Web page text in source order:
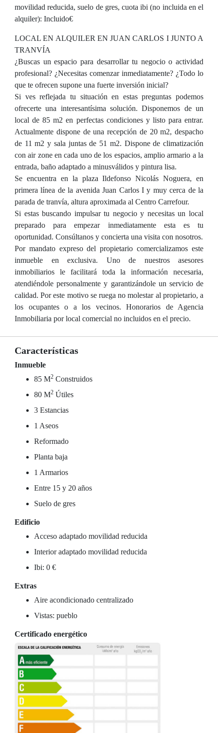
movilidad reducida, suelo de gres, cuota ibi (no incluida en el
alquiler): Incluido€
LOCAL EN ALQUILER EN JUAN CARLOS I JUNTO A
TRANVÍA
¿Buscas un espacio para desarrollar tu negocio o actividad
profesional? ¿Necesitas comenzar inmediatamente? ¿Todo lo
que te ofrecen supone una fuerte inversión inicial?
Si ves reflejada tu situación en estas preguntas podemos
ofrecerte una interesantísima solución. Disponemos de un
local de 85 m2 en perfectas condiciones y listo para entrar.
Actualmente dispone de una recepción de 20 m2, despacho
de 11 m2 y sala juntas de 51 m2. Dispone de climatización
con air zone en cada uno de los espacios, amplio armario a la
entrada, baño adaptado a minusválidos y pintura lisa.
Se encuentra en la plaza Ildefonso Nicolás Noguera, en
primera línea de la avenida Juan Carlos I y muy cerca de la
parada de tranvía, altura aproximada al Centro Carrefour.
Si estas buscando impulsar tu negocio y necesitas un local
preparado para empezar inmediatamente esta es tu
oportunidad. Consúltanos y concierta una visita con nosotros.
Por mandato expreso del propietario comercializamos este
inmueble en exclusiva. Uno de nuestros asesores
inmobiliarios le facilitará toda la información necesaria,
atendiéndole personalmente y garantizándole un servicio de
calidad. Por este motivo se ruega no molestar al propietario, a
los ocupantes o a los vecinos. Honorarios de Agencia
Inmobiliaria por local comercial no incluidos en el precio.
Características
Inmueble
85 M2 Construidos
80 M2 Útiles
3 Estancias
1 Aseos
Reformado
Planta baja
1 Armarios
Entre 15 y 20 años
Suelo de gres
Edificio
Acceso adaptado movilidad reducida
Interior adaptado movilidad reducida
Ibi: 0 €
Extras
Aire acondicionado centralizado
Vistas: pueblo
Certificado energético